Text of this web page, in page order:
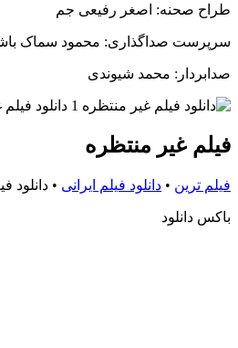
طراح صحنه: اصغر رفیعی جم
سرپرست صداگذاری: محمود سماک
صدابردار: محمد شیوندی
فیلم غیر منتظره
فیلم ترین • دانلود فیلم ایرانی • دانلود
باکس دانلود